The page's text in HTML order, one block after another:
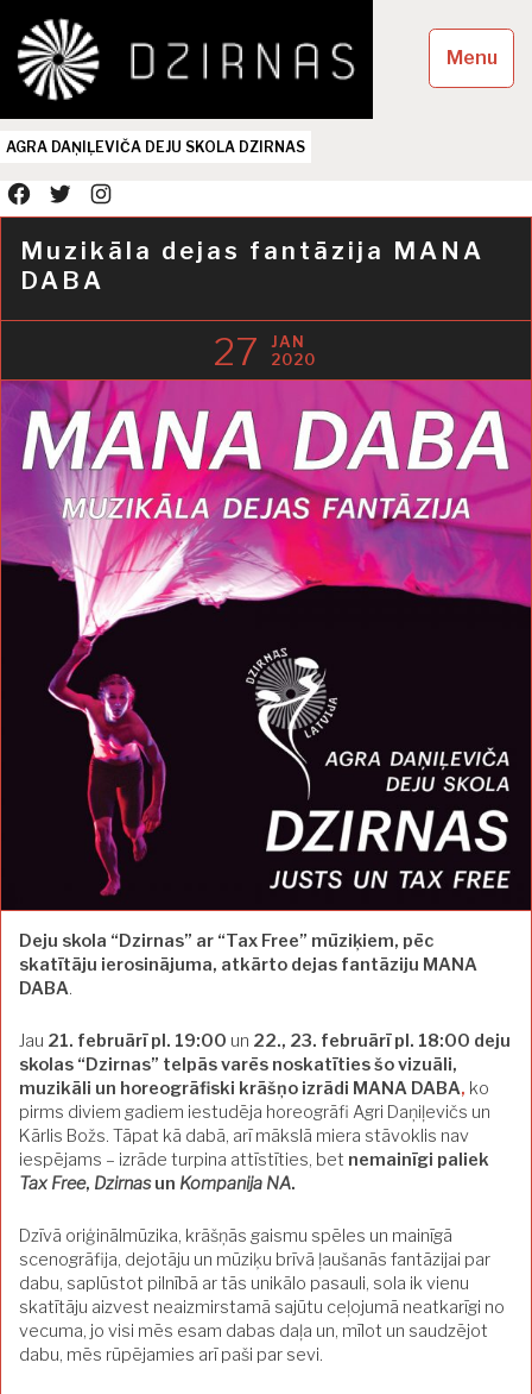
content
AGRA DAŅIĻEVIČA DEJU SKOLA DZIRNAS
facebooktwitterinstagram
Menu
Muzikāla dejas fantāzija MANA
DABA
27
JAN
2020
Deju skola “Dzirnas” ar “Tax Free” mūziķiem, pēc
skatītāju ierosinājuma, atkārto dejas fantāziju MANA
DABA.
Jau 21. februārī pl. 19:00 un 22., 23. februārī pl. 18:00 deju
skolas “Dzirnas” telpās varēs noskatīties šo vizuāli,
muzikāli un horeogrāfiski krāšņo izrādi MANA DABA, ko
pirms diviem gadiem iestudēja horeogrāfi Agri Daņiļevičs un
Kārlis Božs. Tāpat kā dabā, arī mākslā miera stāvoklis nav
iespējams – izrāde turpina attīstīties, bet nemainīgi paliek
Tax Free, Dzirnasun Kompanija NA.
Dzīvā oriģinālmūzika, krāšņās gaismu spēles un mainīgā
scenogrāfija, dejotāju un mūziķu brīvā ļaušanās fantāzijai par
dabu, saplūstot pilnībā ar tās unikālo pasauli, sola ik vienu
skatītāju aizvest neaizmirstamā sajūtu ceļojumā neatkarīgi no
vecuma, jo visi mēs esam dabas daļa un, mīlot un saudzējot
dabu, mēs rūpējamies arī paši par sevi.